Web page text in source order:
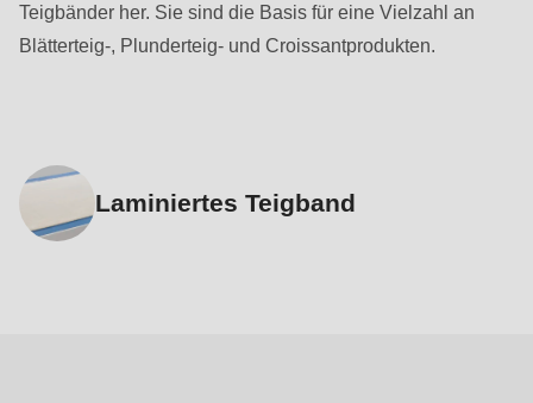
Teigbänder her. Sie sind die Basis für eine Vielzahl an
Blätterteig-, Plunderteig- und Croissantprodukten.
Laminiertes Teigband